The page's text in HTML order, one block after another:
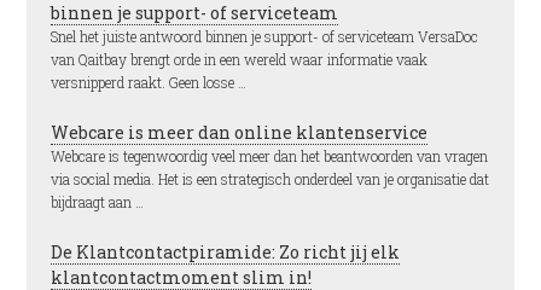
binnen je support- of serviceteam
Snel het juiste antwoord binnen je support- of serviceteam VersaDoc
van Qaitbay brengt orde in een wereld waar informatie vaak
versnipperd raakt. Geen losse …
Webcare is meer dan online klantenservice
Webcare is tegenwoordig veel meer dan het beantwoorden van vragen
via social media. Het is een strategisch onderdeel van je organisatie dat
bijdraagt aan …
De Klantcontactpiramide: Zo richt jij elk
klantcontactmoment slim in!